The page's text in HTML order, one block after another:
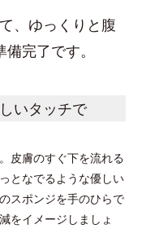
、ゆっくりと腹
完了です。
いタッチで
皮膚のすぐ下を流れる
となでるような優しい
スポンジを手のひらで
をイメージしましょ